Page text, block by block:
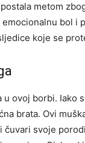
metom
bol i
koje se
u ovoj borbi. Iako
brata. Ovi
čuvari svoje